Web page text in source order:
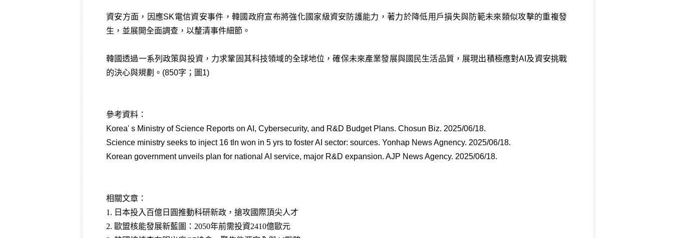
資安方面，因應SK電信資安事件，韓國政府宣布將強化國家級資安防護能力，著力於降低用戶損失與防範未來類似攻擊的重複發
生，並展開全面調查，以釐清事件細節。
韓國透過一系列政策與投資，力求鞏固其科技領域的全球地位，確保未來產業發展與國民生活品質，展現出積極應對AI及資安挑戰
的決心與規劃。(850字；圖1)
參考資料：
Korea' s Ministry of Science Reports on AI, Cybersecurity, and R&D Budget Plans. Chosun Biz. 2025/06/18.
Science ministry seeks to inject 16 tln won in 5 yrs to foster AI sector: sources. Yonhap News Agnency. 2025/06/18.
Korean government unveils plan for national AI service, major R&D expansion. AJP News Agency. 2025/06/18.
相關文章：
1. 日本投入百億日圓推動科研新政，搶攻國際頂尖人才
2. 歐盟核能發展新藍圖：2050年前需投資2410億歐元